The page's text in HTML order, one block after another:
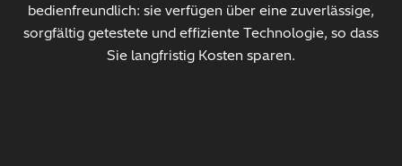
bedienfreundlich: sie verfügen über eine zuverlässige,
sorgfältig getestete und effiziente Technologie, so dass
Sie langfristig Kosten sparen.